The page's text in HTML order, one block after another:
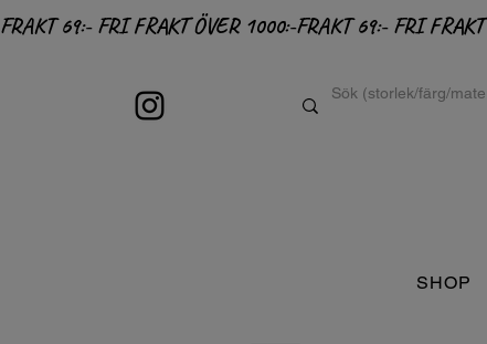
FRAKT 69:- FRI FRAKT ÖVER 1000:-
SHOP